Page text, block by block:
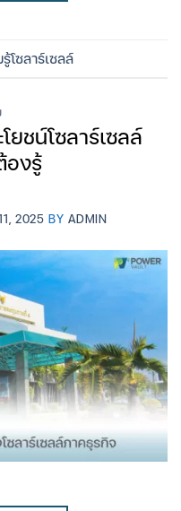
โซลาร์เซลล์
ยชน์โซลาร์เซลล์
องรู้
2025 BYADMIN